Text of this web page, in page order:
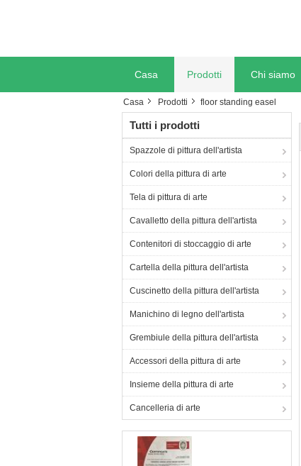
Casa Prodotti Chi siamo
Casa Prodotti floor standing easel
Tutti i prodotti
Spazzole di pittura dell'artista
Colori della pittura di arte
Tela di pittura di arte
Cavalletto della pittura dell'artista
Contenitori di stoccaggio di arte
Cartella della pittura dell'artista
Cuscinetto della pittura dell'artista
Manichino di legno dell'artista
Grembiule della pittura dell'artista
Accessori della pittura di arte
Insieme della pittura di arte
Cancelleria di arte